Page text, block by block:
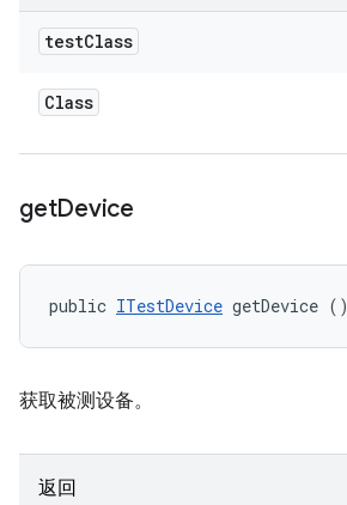
testClass
Class
getDevice
public ITestDevice getDevice ()
获取被测设备。
返回